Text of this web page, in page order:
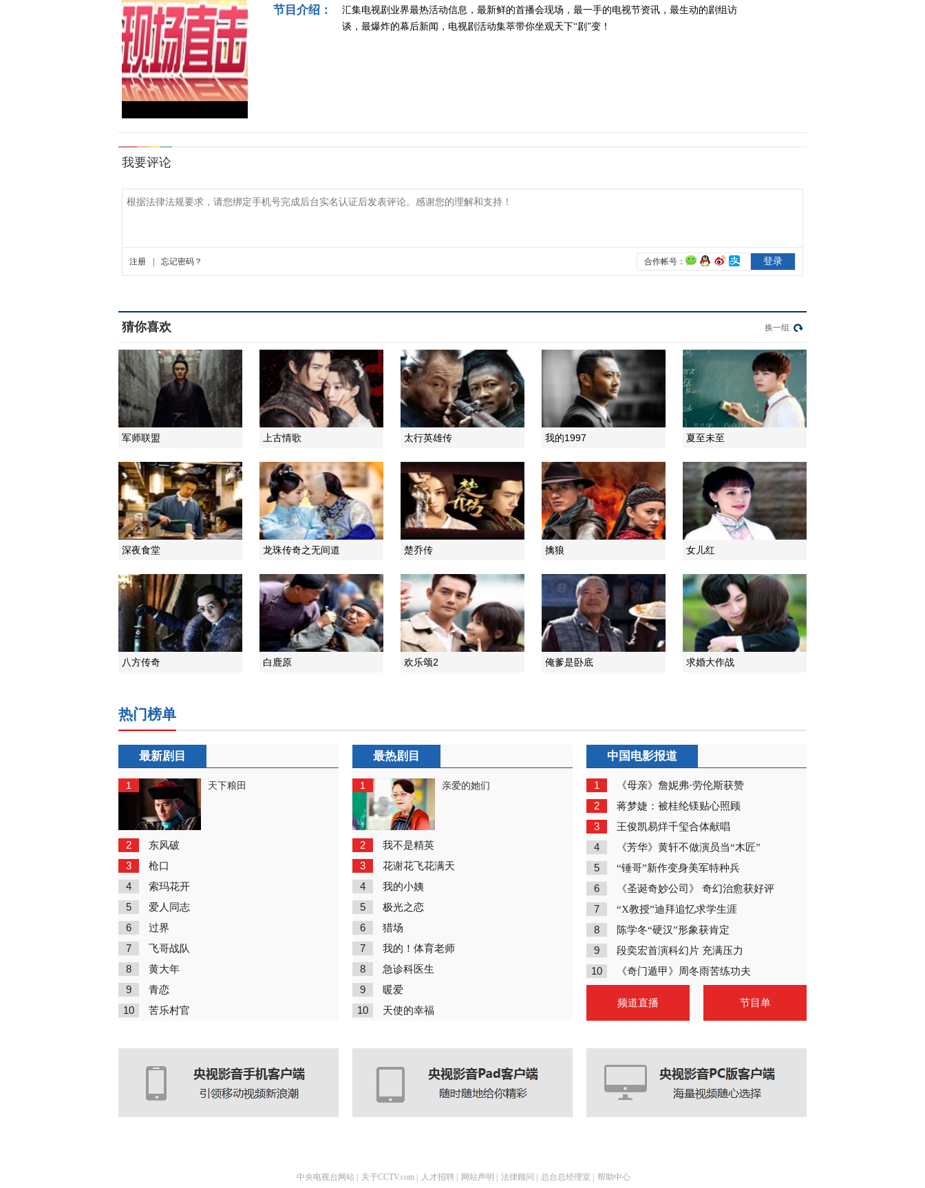
高圆圆《戏中人》推介
2012-12-27 09:47:19
刘桦《戏中人》推介
2012-12-27 09:41:39
好剧共赢发布会 中央电
视台总编辑罗明致辞
2012-12-27 09:37:51
好剧共赢发布会 湖南电
视台台长欧阳常林致辞
2012-12-27 09:32:01
《刘伯承元帅》发布会
刘伯承的二女儿致辞
2012-12-21 10:54:14
《刘伯承元帅》发布会
歌舞表演
2012-12-21 10:48:12
致辞
《刘伯承元帅》发布会
主演刘之冰祝福语
2012-12-21 10:09:11
电视剧《焦裕禄》研讨会
实录
2012-12-18 10:06:21
布会全程实录
2012艾美奖最佳喜剧类剧
集《摩登家庭》
2012-09-25 10:38:30
节目介绍：
汇集电视剧业界最热活动信息，最新鲜的首播会现场，最一手的电视节资讯，最生动的剧组访
谈，最爆炸的幕后新闻，电视剧活动集萃带你坐观天下“剧”变！
猜你喜欢 换一组
军师联盟 上古情歌 太行英雄传 我的1997 夏至未至
深夜食堂 龙珠传奇之无间道 楚乔传 擒狼 女儿红
八方传奇 白鹿原 欢乐颂2 俺爹是卧底 求婚大作战
热门榜单
最新剧目
1 天下粮田
2 东风破
3 枪口
4 索玛花开
5 爱人同志
6 过界
7 飞哥战队
8 黄大年
9 青恋
10 苦乐村官
最热剧目
1 亲爱的她们
2 我不是精英
3 花谢花飞花满天
4 我的小姨
5 极光之恋
6 猎场
7 我的！体育老师
8 急诊科医生
9 暖爱
10 天使的幸福
中国电影报道
1 《母亲》詹妮弗·劳伦斯获赞
2 蒋梦婕：被桂纶镁贴心照顾
3 王俊凯易烊千玺合体献唱
4 《芳华》黄轩不做演员当“木匠”
5 “锤哥”新作变身美军特种兵
6 《圣诞奇妙公司》 奇幻治愈获好评
7 “X教授”迪拜追忆求学生涯
8 陈学冬“硬汉”形象获肯定
9 段奕宏首演科幻片 充满压力
10 《奇门遁甲》周冬雨苦练功夫
频道直播 节目单
中央电视台网站 关于CCTV.com 人才招聘 网站声明 法律顾问 总台总经理室 帮助中心